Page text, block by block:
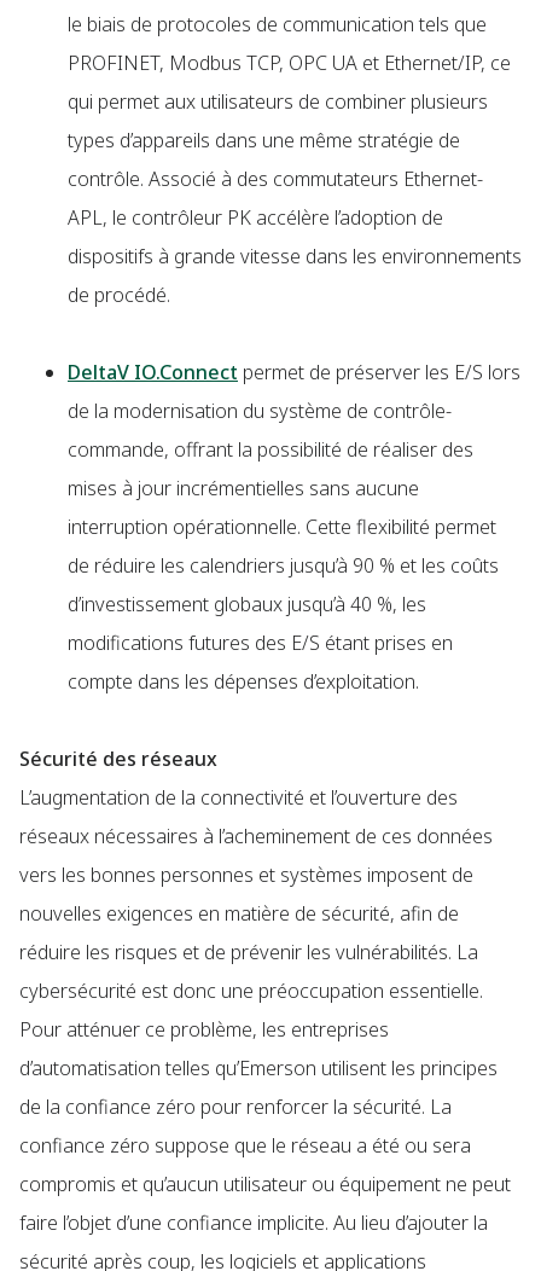
le biais de protocoles de communication tels que
PROFINET, Modbus TCP, OPC UA et Ethernet/IP, ce
qui permet aux utilisateurs de combiner plusieurs
types d’appareils dans une même stratégie de
contrôle. Associé à des commutateurs Ethernet-
APL, le contrôleur PK accélère l’adoption de
dispositifs à grande vitesse dans les environnements
de procédé.
DeltaV IO.Connect permet de préserver les E/S lors
de la modernisation du système de contrôle-
commande, offrant la possibilité de réaliser des
mises à jour incrémentielles sans aucune
interruption opérationnelle. Cette flexibilité permet
de réduire les calendriers jusqu’à 90 % et les coûts
d’investissement globaux jusqu’à 40 %, les
modifications futures des E/S étant prises en
compte dans les dépenses d’exploitation.
Sécurité des réseaux
L’augmentation de la connectivité et l’ouverture des
réseaux nécessaires à l’acheminement de ces données
vers les bonnes personnes et systèmes imposent de
nouvelles exigences en matière de sécurité, afin de
réduire les risques et de prévenir les vulnérabilités. La
cybersécurité est donc une préoccupation essentielle.
Pour atténuer ce problème, les entreprises
d’automatisation telles qu’Emerson utilisent les principes
de la confiance zéro pour renforcer la sécurité. La
confiance zéro suppose que le réseau a été ou sera
compromis et qu’aucun utilisateur ou équipement ne peut
faire l’objet d’une confiance implicite. Au lieu d’ajouter la
sécurité après coup, les logiciels et applications